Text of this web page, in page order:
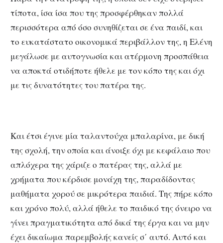
τίποτα, ίσα ίσα που της προσφέρθηκαν πολλά
περισσότερα από όσο συνηθίζεται σε ένα παιδί, και
το ευκατάστατο οικονομικά περιβάλλον της, η Ελένη
μεγάλωσε με αυτογνωσία και ατέρμονη προσπάθεια
να αποκτά οτιδήποτε ήθελε με τον κόπο της και όχι
με τις δυνατότητες του πατέρα της.
Και έτσι έγινε μία ταλαντούχα μπαλαρίνα, με δική
της σχολή, την οποία και άνοιξε όχι με κεφάλαιο που
απλόχερα της χάριζε ο πατέρας της, αλλά με
χρήματα που κέρδισε μονάχη της, παραδίδοντας
μαθήματα χορού σε μικρότερα παιδιά. Της πήρε κόπο
και χρόνο πολύ, αλλά ήθελε το παιδικό της όνειρο να
γίνει πραγματικότητα από δικά της έργα και να μην
έχει δικαίωμα παρεμβολής κανείς σ΄ αυτό. Αυτό και